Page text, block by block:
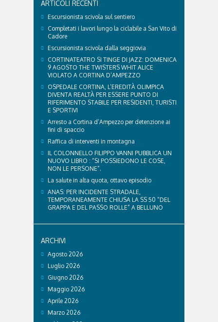
ARTICOLI RECENTI
Escursionista scivola sul sentiero
Completati i lavori lungo la ciclabile a San Vito di
Cadore
Escursionista scivola dalla seggiovia
CORTINATEATRO SI TINGE DI JAZZ: DOMENICA
9 AGOSTO THE TWISTERS WHIT ALICE
VIOLATO A CORTINA D’AMPEZZO
OSPEDALE CORTINA, L’EREDITÀ OLIMPICA
DIVENTA REALTÀ PER ESSERE PUNTO DI
RIFERIMENTO STABILE PER RESIDENTI, TURISTI
E SPORTIVI
Arresto a Cortina d’Ampezzo per detenzione ai
fini di spaccio
Raffica di interventi in montagna
IL COLONNELLO FILIPPO VANNI PUBBLICA UN
NUOVO LIBRO : “SI POSSIEDONO LE COSE,
NON LE PERSONE”.
La salute in alta quota, ottavo episodio
ANAS: PER INCIDENTE STRADALE,
TEMPORANEAMENTE CHIUSA LA SS 50 “DEL
GRAPPA E DEL PASSO ROLLE” A BELLUNO
ARCHIVI
Agosto 2026
Luglio 2026
Giugno 2026
Maggio 2026
Aprile 2026
Marzo 2026